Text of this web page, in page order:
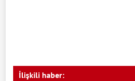
İlişkili haber: